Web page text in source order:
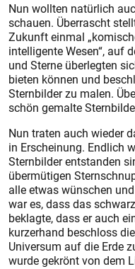
Nun wollten natürlich
schauen. Überrascht
Zukunft einmal
intelligente Wesen“, auf
und Sterne überlegten
bieten können und
Sternbilder zu malen.
schön gemalte
Nun traten auch wieder
in Erscheinung. Endlich
Sternbilder entstanden
übermütigen
alle etwas wünschen
war es, dass das
beklagte, dass er auch
kurzerhand beschloss
Universum auf die Erde
wurde gekrönt von dem